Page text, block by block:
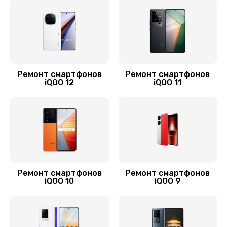
Замена разъема питания
Ремонт корпусных элементов
Ремонт смартфонов
iQOO 12
Ремонт смартфонов
iQOO 11
Ремонт смартфонов
iQOO 10
Ремонт смартфонов
iQOO 9